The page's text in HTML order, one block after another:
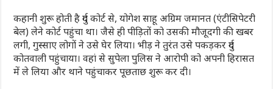
कहानी शुरू होती है दुर्ग कोर्ट से, योगेश साहू अग्रिम जमानत (एंटीसिपेटरी
बेल) लेने कोर्ट पहुंचा था। जैसे ही पीड़ितों को उसकी मौजूदगी की खबर
लगी, गुस्साए लोगों ने उसे घेर लिया। भीड़ ने तुरंत उसे पकड़कर दुर्ग
कोतवाली पहुंचाया। वहां से सुपेला पुलिस ने आरोपी को अपनी हिरासत
में ले लिया और थाने पहुंचाकर पूछताछ शुरू कर दी।